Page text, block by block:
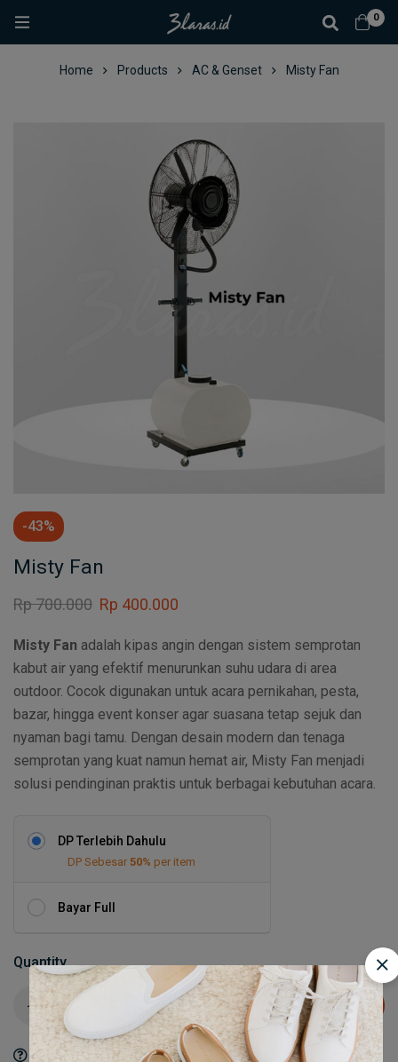
0
Home Products AC & Genset Misty Fan
-43%
Misty Fan
Rp700.000 Rp 400.000
Misty Fan adalah kipas angin dengan sistem semprotan
kabut air yang efektif menurunkan suhu udara di area
outdoor. Cocok digunakan untuk acara pernikahan, pesta,
bazar, hingga event konser agar suasana tetap sejuk dan
nyaman bagi tamu. Dengan desain modern dan tenaga
semprotan yang kuat namun hemat air, Misty Fan menjadi
solusi pendinginan praktis untuk berbagai kebutuhan acara.
DP Terlebih Dahulu
DP Sebesar 50% per item
Bayar Full
Quantity
Add to cart
Ask a Question Share